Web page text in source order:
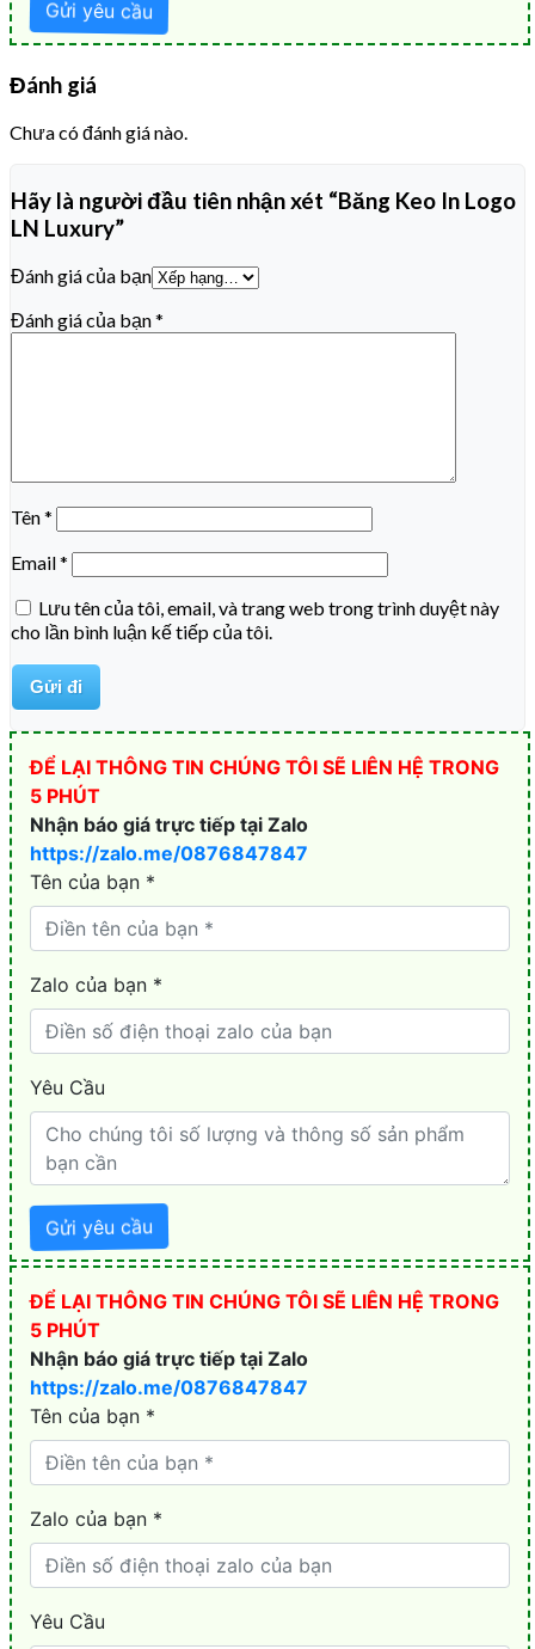
Đánh giá
Chưa có đánh giá nào.
Hãy là người đầu tiên nhận xét “Băng Keo In Logo
LN Luxury”
Đánh giá của bạn
Đánh giá của bạn*
Tên*
Email*
Lưu tên của tôi, email, và trang web trong trình duyệt này
cho lần bình luận kế tiếp của tôi.